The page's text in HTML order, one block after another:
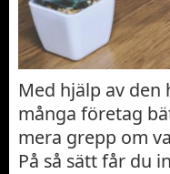
Med hjälp av
många företag
mera grepp om
På så sätt får du